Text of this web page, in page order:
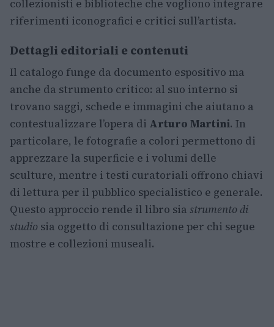
collezionisti e biblioteche che vogliono integrare
riferimenti iconografici e critici sull’artista.
Dettagli editoriali e contenuti
Il catalogo funge da documento espositivo ma
anche da strumento critico: al suo interno si
trovano saggi, schede e immagini che aiutano a
contestualizzare l’opera di Arturo Martini. In
particolare, le fotografie a colori permettono di
apprezzare la superficie e i volumi delle
sculture, mentre i testi curatoriali offrono chiavi
di lettura per il pubblico specialistico e generale.
Questo approccio rende il libro sia strumento di
studio sia oggetto di consultazione per chi segue
mostre e collezioni museali.